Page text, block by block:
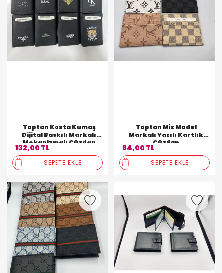
Toptan Kosta Kumaş
Dijital Baskılı Markalı
Mekanizmalı Cüzdan
132,00 TL
SEPETE EKLE
Toptan Mix Model
Markalı Yazılı Kartlık
Cüzdan
84,00 TL
SEPETE EKLE